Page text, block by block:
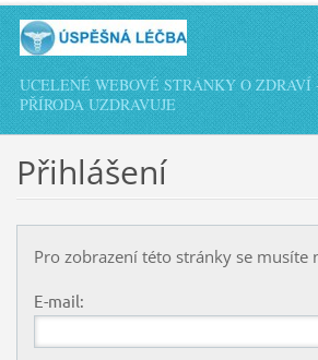
UCELENÉ WEBOVÉ STRÁNKY O ZDRAVÍ
PŘÍRODA UZDRAVUJE
Přihlášení
Pro zobrazení této stránky se musíte
E-mail: